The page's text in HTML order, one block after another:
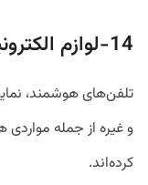
14-لوازم الکترونیکی مصرفی
و غیره از جمله
کرده‌اند.